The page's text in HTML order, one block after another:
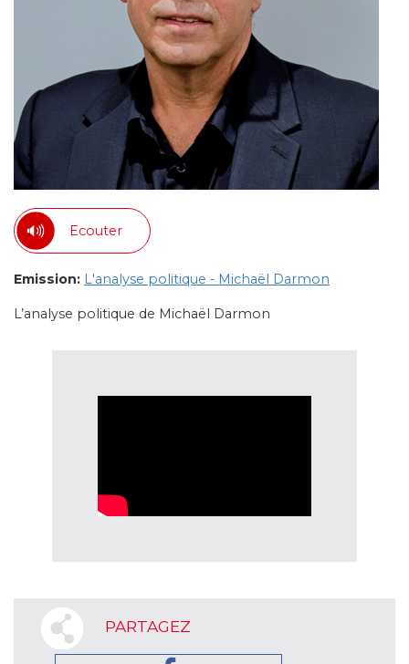
Ecouter
Emission: L'analyse politique - Michaël Darmon
L’analyse politique de Michaël Darmon
PARTAGEZ